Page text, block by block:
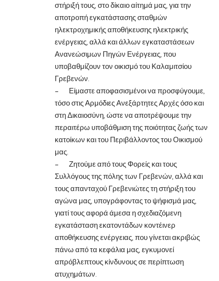
στήριξή τους, στο δίκαιο αίτημά μας, για την
αποτροπή εγκατάστασης σταθμών
ηλεκτροχημικής αποθήκευσης ηλεκτρικής
ενέργειας, αλλά και άλλων εγκαταστάσεων
Ανανεώσιμων Πηγών Ενέργειας, που
υποβαθμίζουν τον οικισμό του Καλαμιτσίου
Γρεβενών.
– Είμαστε αποφασισμένοι να προσφύγουμε,
τόσο στις Αρμόδιες Ανεξάρτητες Αρχές όσο και
στη Δικαιοσύνη, ώστε να αποτρέψουμε την
περαιτέρω υποβάθμιση της ποιότητας ζωής των
κατοίκων και του Περιβάλλοντος του Οικισμού
μας.
– Ζητούμε από τους Φορείς και τους
Συλλόγους της πόλης των Γρεβενών, αλλά και
τους απανταχού Γρεβενιώτες τη στήριξη του
αγώνα μας, υπογράφοντας το ψήφισμά μας,
γιατί τους αφορά άμεσα η σχεδιαζόμενη
εγκατάσταση εκατοντάδων κοντέινερ
αποθήκευσης ενέργειας, που γίνεται ακριβώς
πάνω από τα κεφάλια μας, εγκυμονεί
απρόβλεπτους κίνδυνους σε περίπτωση
ατυχημάτων.